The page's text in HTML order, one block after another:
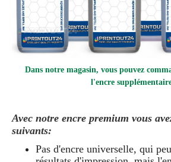
Dans notre magasin, vous pouvez
l'encre
Avec notre encre premium vous
suivants:
Pas d'encre universelle, qui